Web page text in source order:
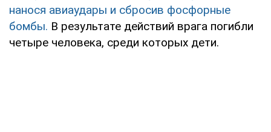
нанося авиаудары и сбросив фосфорные
бомбы. В результате действий врага погибли
четыре человека, среди которых дети.